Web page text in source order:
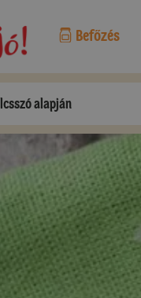
Befőzés